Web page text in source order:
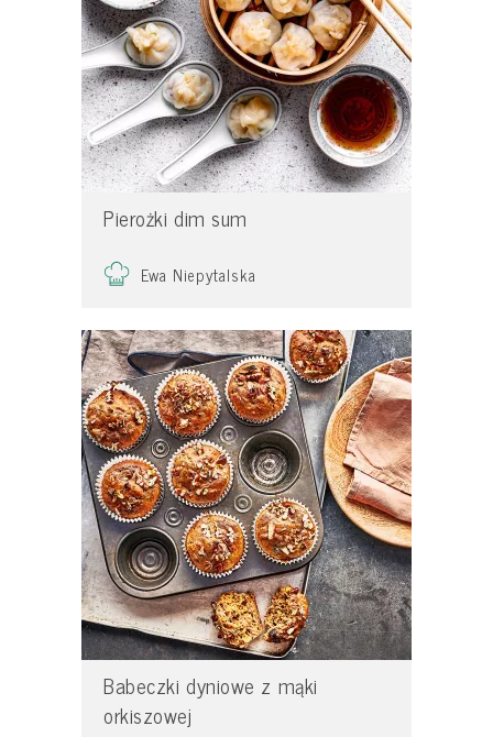
Pierożki dim sum
Ewa Niepytalska
Babeczki dyniowe z mąki
orkiszowej